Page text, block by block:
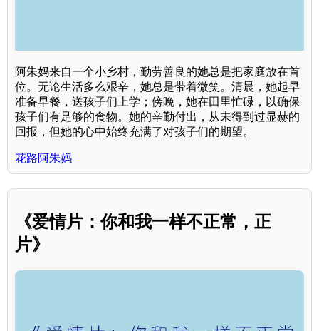
阿朱妈来自一个小乡村，勤劳善良的她总是把家庭放在首
位。无论生活多么艰辛，她总是带着微笑。清晨，她起早
准备早餐，送孩子们上学；傍晚，她在田里忙碌，以确保
孩子们有足够的食物。她的辛勤付出，从未得到过显赫的
回报，但她的心中始终充满了对孩子们的期望。
花路阿朱妈
《爱情片：你和我一样不正常，正
片》